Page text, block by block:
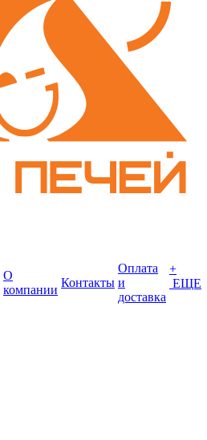
О
компании
Контакты
Оплата
и
доставка
+
ЕЩЕ